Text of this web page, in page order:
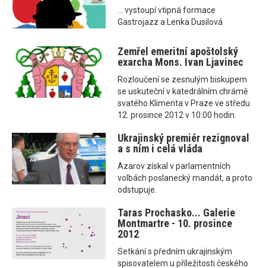
... vystoupí vtipná formace
Gastrojazz a Lenka Dusilová
Zemřel emeritní apoštolský
exarcha Mons. Ivan Ljavinec
Rozloučení se zesnulým biskupem
se uskuteční v katedrálním chrámě
svatého Klimenta v Praze ve středu
12. prosince 2012 v 10:00 hodin.
Ukrajinský premiér rezignoval
a s ním i celá vláda
Azarov získal v parlamentních
volbách poslanecký mandát, a proto
odstupuje.
Taras Prochasko... Galerie
Montmartre - 10. prosince
2012
Setkání s předním ukrajinským
spisovatelem u příležitosti českého